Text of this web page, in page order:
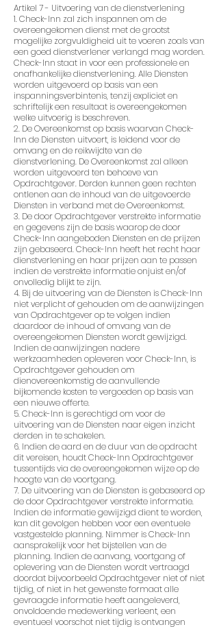
Artikel 7 - Uitvoering van de dienstverlening
1. Check-Inn zal zich inspannen om de
overeengekomen dienst met de grootst
mogelijke zorgvuldigheid uit te voeren zoals van
een goed dienstverlener verlangd mag worden.
Check-Inn staat in voor een professionele en
onafhankelijke dienstverlening. Alle Diensten
worden uitgevoerd op basis van een
inspanningsverbintenis, tenzij expliciet en
schriftelijk een resultaat is overeengekomen
welke uitvoerig is beschreven.
2. De Overeenkomst op basis waarvan Check-
Inn de Diensten uitvoert, is leidend voor de
omvang en de reikwijdte van de
dienstverlening. De Overeenkomst zal alleen
worden uitgevoerd ten behoeve van
Opdrachtgever. Derden kunnen geen rechten
ontlenen aan de inhoud van de uitgevoerde
Diensten in verband met de Overeenkomst.
3. De door Opdrachtgever verstrekte informatie
en gegevens zijn de basis waarop de door
Check-Inn aangeboden Diensten en de prijzen
zijn gebaseerd. Check-Inn heeft het recht haar
dienstverlening en haar prijzen aan te passen
indien de verstrekte informatie onjuist en/of
onvolledig blijkt te zijn.
4. Bij de uitvoering van de Diensten is Check-Inn
niet verplicht of gehouden om de aanwijzingen
van Opdrachtgever op te volgen indien
daardoor de inhoud of omvang van de
overeengekomen Diensten wordt gewijzigd.
Indien de aanwijzingen nadere
werkzaamheden opleveren voor Check-Inn, is
Opdrachtgever gehouden om
dienovereenkomstig de aanvullende
bijkomende kosten te vergoeden op basis van
een nieuwe offerte.
5. Check-Inn is gerechtigd om voor de
uitvoering van de Diensten naar eigen inzicht
derden in te schakelen.
6. Indien de aard en de duur van de opdracht
dit vereisen, houdt Check-Inn Opdrachtgever
tussentijds via de overeengekomen wijze op de
hoogte van de voortgang.
7. De uitvoering van de Diensten is gebaseerd op
de door Opdrachtgever verstrekte informatie.
Indien de informatie gewijzigd dient te worden,
kan dit gevolgen hebben voor een eventuele
vastgestelde planning. Nimmer is Check-Inn
aansprakelijk voor het bijstellen van de
planning. Indien de aanvang, voortgang of
oplevering van de Diensten wordt vertraagd
doordat bijvoorbeeld Opdrachtgever niet of niet
tijdig, of niet in het gewenste formaat alle
gevraagde informatie heeft aangeleverd,
onvoldoende medewerking verleent, een
eventueel voorschot niet tijdig is ontvangen